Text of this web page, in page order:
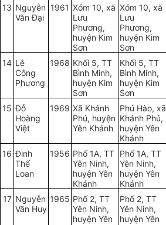
13 Nguyễn
Văn Đại
1961 Xóm 10, xã
Lưu
Phương,
huyện Kim
Sơn
Xóm 10, xã
Lưu
Phương,
huyện Kim
Sơn
14 Lê
Công
Phương
1968 Khối 5, TT
Bình Minh,
huyện Kim
Sơn
Khối 5, TT
Bình Minh,
huyện Kim
Sơn
15 Đỗ
Hoàng
Việt
1969 Xã Khánh
Phú, huyện
Yên Khánh
Phú Hào, xã
Khánh Phú,
huyện Yên
Khánh
16 Đinh
Thế
Loan
1956 Phố 1A, TT
Yên Ninh,
huyện Yên
Khánh
Phố 1A, TT
Yên Ninh,
huyện Yên
Khánh
17 Nguyễn
Văn Huy
1965 Phố 2, TT
Yên Ninh,
huyện Yên
Phố 2, TT
Yên Ninh,
huyện Yên